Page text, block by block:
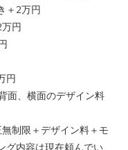
＋2万円
円
円
面、横面のデザイン料
制限＋デザイン料＋モ
グ内容は現在頼んでい